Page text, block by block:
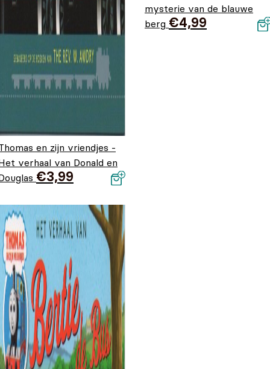
en zijn vriendjes -
verhaal van Donald en
€3,99
mysterie van de blauwe
berg €4,99